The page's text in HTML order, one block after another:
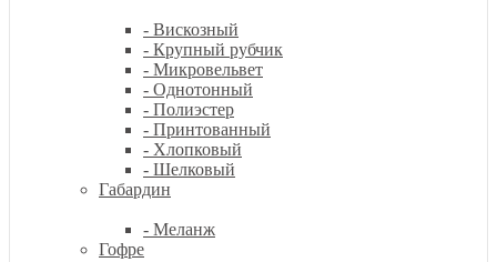
- Вискозный
- Крупный рубчик
- Микровельвет
- Однотонный
- Полиэстер
- Принтованный
- Хлопковый
- Шелковый
Габардин
- Меланж
Гофре